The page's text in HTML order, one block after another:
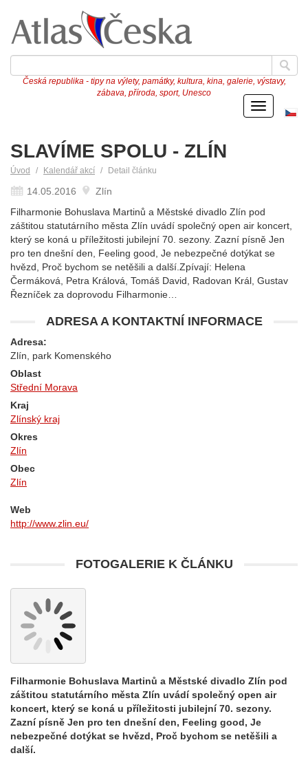
Česká republika - tipy na výlety, památky, kultura, kina, galerie, výstavy,
zábava, příroda, sport, Unesco
Menu
SLAVÍME SPOLU - ZLÍN
Úvod Kalendář akcí Detail článku
14.05.2016
Zlín
Filharmonie Bohuslava Martinů a Městské divadlo Zlín pod
záštitou statutárního města Zlín uvádí společný open air koncert,
který se koná u příležitosti jubilejní 70. sezony. Zazní písně Jen
pro ten dnešní den, Feeling good, Je nebezpečné dotýkat se
hvězd, Proč bychom se netěšili a další.Zpívají: Helena
Čermáková, Petra Králová, Tomáš David, Radovan Král, Gustav
Řezníček za doprovodu Filharmonie…
ADRESA A KONTAKTNÍ INFORMACE
Adresa:
Zlín, park Komenského
Oblast
Střední Morava
Kraj
Zlínský kraj
Okres
Zlín
Obec
Zlín
Web
http://www.zlin.eu/
FOTOGALERIE K ČLÁNKU
Filharmonie Bohuslava Martinů a Městské divadlo Zlín pod
záštitou statutárního města Zlín uvádí společný open air
koncert, který se koná u příležitosti jubilejní 70. sezony.
Zazní písně Jen pro ten dnešní den, Feeling good, Je
nebezpečné dotýkat se hvězd, Proč bychom se netěšili a
další.